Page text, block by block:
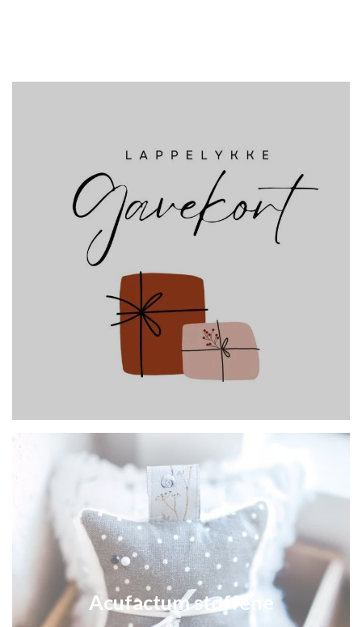
Acufactum stoffene